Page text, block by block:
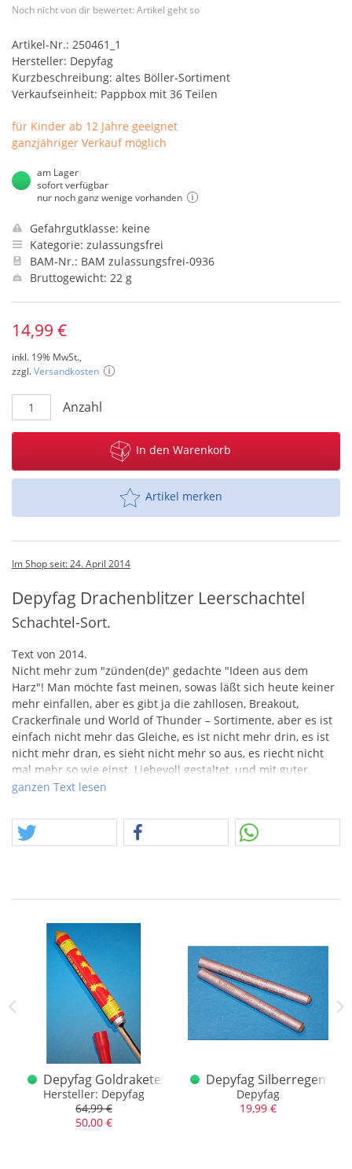
Noch nicht von dir bewertet: Artikel geht so
Artikel-Nr.: 250461_1
Hersteller: Depyfag
Kurzbeschreibung: altes Böller-Sortiment
Verkaufseinheit: Pappbox mit 36 Teilen
für Kinder ab 12 Jahre geeignet
ganzjähriger Verkauf möglich
am Lager
sofort verfügbar
nur noch ganz wenige vorhanden
Gefahrgutklasse: keine
Kategorie: zulassungsfrei
BAM-Nr.: BAM zulassungsfrei-0936
Bruttogewicht: 22 g
14,99 €
inkl. 19% MwSt.,
zzgl.Versandkosten
Anzahl
In den Warenkorb
Artikel merken
Im Shop seit: 24. April 2014
Depyfag Drachenblitzer Leerschachtel
Schachtel-Sort.
Text von 2014.
Nicht mehr zum "zünden(de)" gedachte "Ideen aus dem
Harz"! Man möchte fast meinen, sowas läßt sich heute keiner
mehr einfallen, aber es gibt ja die zahllosen, Breakout,
Crackerfinale und World of Thunder – Sortimente, aber es ist
einfach nicht mehr das Gleiche, es ist nicht mehr drin, es ist
nicht mehr dran, es sieht nicht mehr so aus, es riecht nicht
mal mehr so wie einst. Liebevoll gestaltet, und mit guter,
herausragender China-Ware befüllte Pappschachtel von
ganzen Text lesen
Depyfag Goldrakete
Hersteller: Depyfag
64,99 €
50,00 €
Depyfag Silberregen
Depyfag
19,99 €